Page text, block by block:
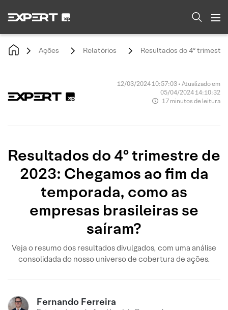
Ações Relatórios Resultados do 4º
12/03/2024 10:57:03 • Atualizado em
05/04/2024 14:10:32
17 minutos de leitura
Resultados do 4º trimestre de
2023: Chegamos ao fim da
temporada, como as
empresas brasileiras se
saíram?
Veja o resumo dos resultados divulgados, com uma análise
consolidada do nosso universo de cobertura de ações.
Fernando Ferreira